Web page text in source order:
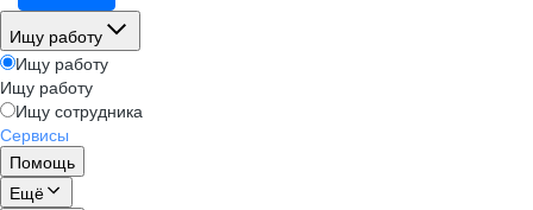
Ищу работу
Ищу работу
Ищу работу
Ищу сотрудника
Сервисы
Помощь
Ещё